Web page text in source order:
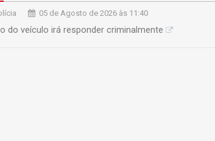
05 de Agosto de 2026 às 11:40
do veículo irá responder criminalmente